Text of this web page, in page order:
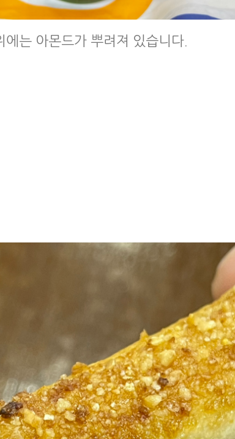
는 아몬드가 뿌려져 있습니다.